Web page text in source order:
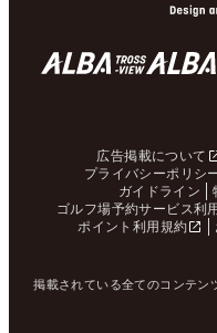
広告掲載について
プライバシーポリシ
ガイドライン
ゴルフ場予約サービス利
ポイント利用規約
掲載されている全てのコンテン